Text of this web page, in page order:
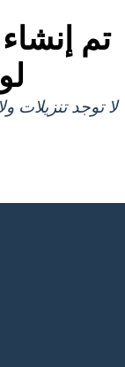
تم
لا توجد تنزيلات